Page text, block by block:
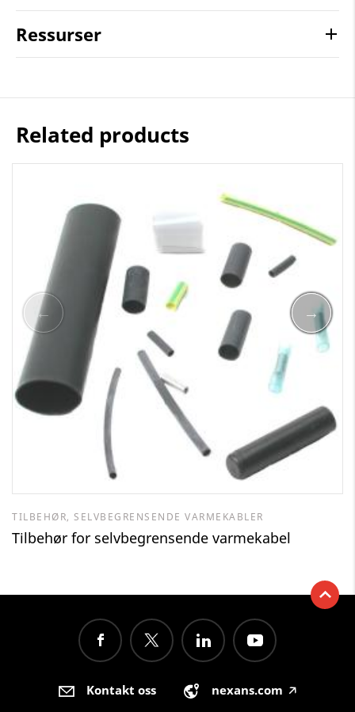
Ressurser
Related products
TILBEHØR, SELVBEGRENSENDE VARMEKABLER
Tilbehør for selvbegrensende varmekabel
Kontakt oss nexans.com 🡥